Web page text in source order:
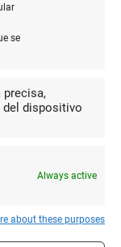
se
dispositivo
Always active
about these purposes
de
atención pésima,
10
¡recomendado!